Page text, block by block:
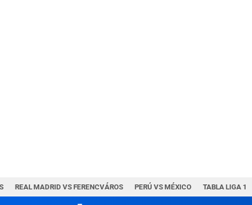
REAL MADRID VS FERENCVÁROS PERÚ VS MÉXICO TABLA LIGA 1